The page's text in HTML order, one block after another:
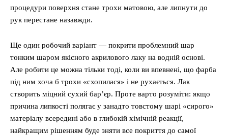
процедури поверхня стане трохи матовою, але липнути до
рук перестане назавжди.
Ще один робочий варіант — покрити проблемний шар
тонким шаром якісного акрилового лаку на водній основі.
Але робити це можна тільки тоді, коли ви впевнені, що фарба
під ним хоча б трохи «схопилася» і не рухається. Лак
створить міцний сухий бар’єр. Проте варто розуміти: якщо
причина липкості полягає у занадто товстому шарі «сирого»
матеріалу всередині або в глибокій хімічній реакції,
найкращим рішенням буде зняти все покриття до самої